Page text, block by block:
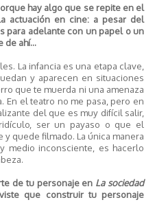
hay algo que se repite en el
actuación en cine: a pesar del
para adelante con un papel o un
de ahí...
La infancia es una etapa clave,
y aparecen en situaciones
que te muerda ni una amenaza
En el teatro no me pasa, pero en
del que es muy difícil salir,
ser un payaso o que el
quede filmado. La única manera
medio inconsciente, es hacerlo
de tu personaje en La sociedad
que construir tu personaje